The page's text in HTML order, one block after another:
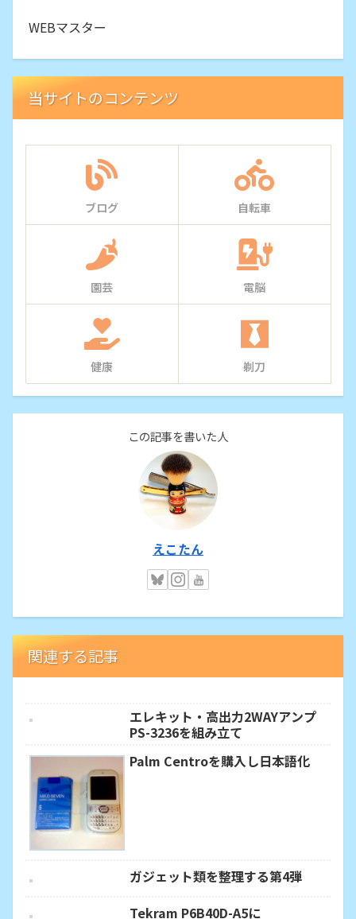
WEBマスター
当サイトのコンテンツ
ブログ 自転車
園芸 電脳
健康 剃刀
この記事を書いた人
えこたん
関連する記事
エレキット・高出力2WAYアンプ
PS-3236を組み立て
Palm Centroを購入し日本語化
ガジェット類を整理する第4弾
Tekram P6B40D-A5に